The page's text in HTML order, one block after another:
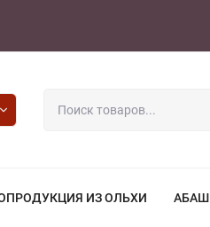
ИЗ ОЛЬХИ АБАШ